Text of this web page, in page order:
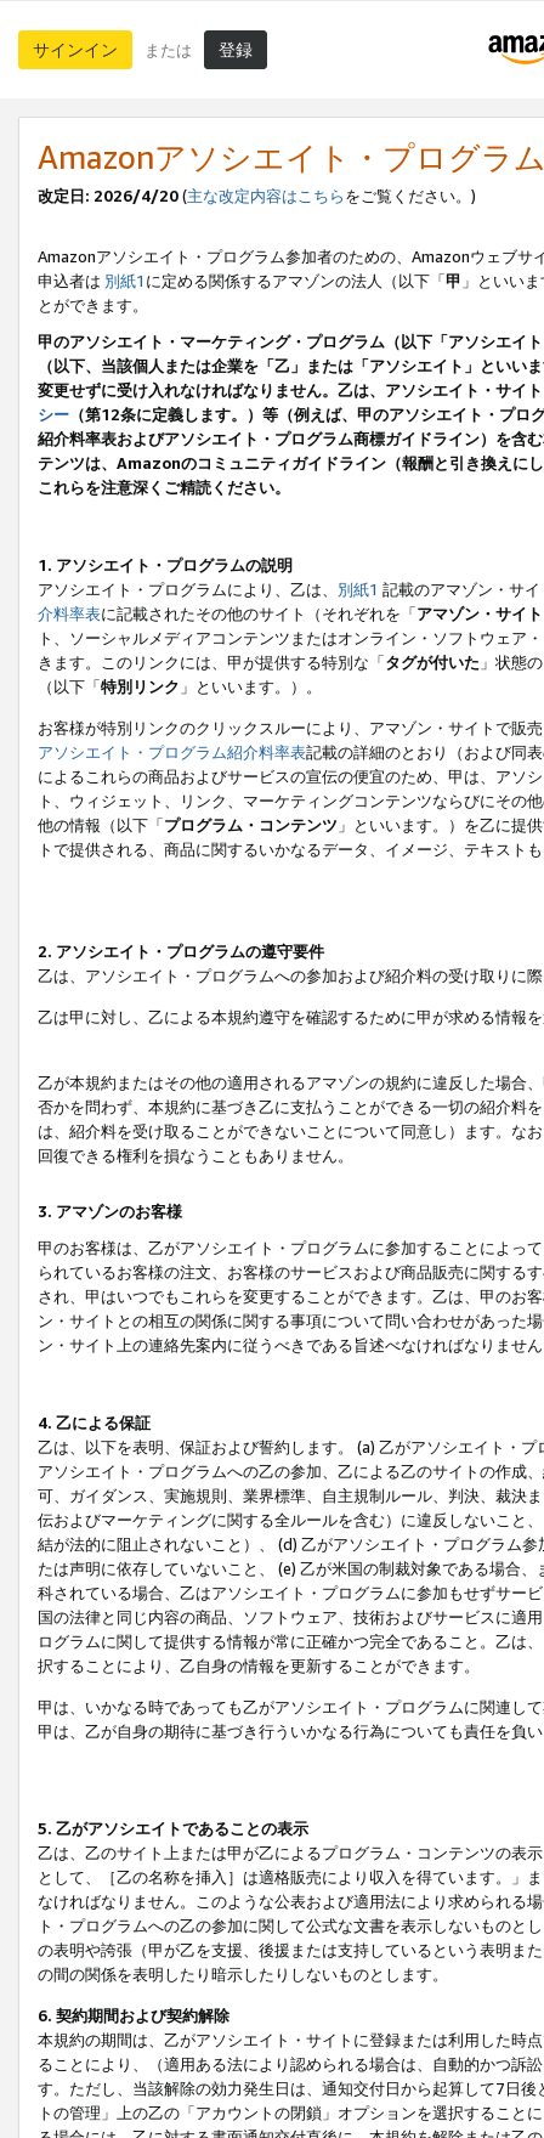
サインイン または 登録
Amazonアソシエイト・プログラ
改定日: 2026/4/20(主な改定内容はこちらをご覧ください。)
Amazonアソシエイト・プログラム参加者のための、Amazonウェブサ
申込者は 別紙1 に定める関係するアマゾンの法人（以下「甲 」といい
とができます。
甲のアソシエイト・マーケティング・プログラム（以下「アソシエイ
（以下、当該個人または企業を「乙」または「アソシエイト」とい
変更せずに受け入れなければなりません。乙は、アソシエイト・サイ
シー （第12条に定義します。）等（例えば、甲のアソシエイト・プ
紹介料率表およびアソシエイト・プログラム商標ガイドライン）を
テンツは、Amazonのコミュニティガイドライン（報酬と引き換えに
これらを注意深くご精読ください。
1. アソシエイト・プログラムの説明
アソシエイト・プログラムにより、乙は、 別紙1 記載のアマゾン・サ
介料率表に記載されたその他のサイト（それぞれを「アマゾン・サイト
ト、ソーシャルメディアコンテンツまたはオンライン・ソフトウェア
きます。このリンクには、甲が提供する特別な「タグが付いた 」状態
（以下「特別リンク 」といいます。）。
お客様が特別リンクのクリックスルーにより、アマゾン・サイトで販
アソシエイト・プログラム紹介料率表記載の詳細のとおり（および同
によるこれらの商品およびサービスの宣伝の便宜のため、甲は、アソ
ト、ウィジェット、リンク、マーケティングコンテンツならびにその
他の情報（以下「プログラム・コンテンツ 」といいます。）を乙に提
トで提供される、商品に関するいかなるデータ、イメージ、テキス
2. アソシエイト・プログラムの遵守要件
乙は、アソシエイト・プログラムへの参加および紹介料の受け取りに
乙は甲に対し、乙による本規約遵守を確認するために甲が求める情報
乙が本規約またはその他の適用されるアマゾンの規約に違反した場合
否かを問わず、本規約に基づき乙に支払うことができる一切の紹介料
は、紹介料を受け取ることができないことについて同意し）ます。な
回復できる権利を損なうこともありません。
3. アマゾンのお客様
甲のお客様は、乙がアソシエイト・プログラムに参加することによっ
られているお客様の注文、お客様のサービスおよび商品販売に関する
され、甲はいつでもこれらを変更することができます。乙は、甲のお
ン・サイトとの相互の関係に関する事項について問い合わせがあった
ン・サイト上の連絡先案内に従うべきである旨述べなければなりませ
4. 乙による保証
乙は、以下を表明、保証および誓約します。 (a) 乙がアソシエイト・
アソシエイト・プログラムへの乙の参加、乙による乙のサイトの作成
可、ガイダンス、実施規則、業界標準、自主規制ルール、判決、裁決
伝およびマーケティングに関する全ルールを含む）に違反しないこと
結が法的に阻止されないこと）、 (d) 乙がアソシエイト・プログラム
たは声明に依存していないこと、 (e) 乙が米国の制裁対象である場合
科されている場合、乙はアソシエイト・プログラムに参加もせずサー
国の法律と同じ内容の商品、ソフトウェア、技術およびサービスに適
ログラムに関して提供する情報が常に正確かつ完全であること。乙は
択することにより、乙自身の情報を更新することができます。
甲は、いかなる時であっても乙がアソシエイト・プログラムに関連し
甲は、乙が自身の期待に基づき行ういかなる行為についても責任を負
5. 乙がアソシエイトであることの表示
乙は、乙のサイト上または甲が乙によるプログラム・コンテンツの表
として、［乙の名称を挿入］は適格販売により収入を得ています。」
なければなりません。このような公表および適用法により求められる
ト・プログラムへの乙の参加に関して公式な文書を表示しないもの
の表明や誇張（甲が乙を支援、後援または支持しているという表明ま
の間の関係を表明したり暗示したりしないものとします。
6. 契約期間および契約解除
本規約の期間は、乙がアソシエイト・サイトに登録または利用した時
ることにより、（適用ある法により認められる場合は、自動的かつ訴
す。ただし、当該解除の効力発生日は、通知交付日から起算して7日
トの管理」上の乙の「アカウントの閉鎖」オプションを選択するこ